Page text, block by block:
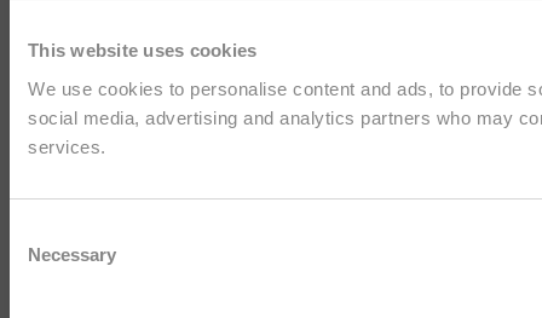
This website uses cookies
We use cookies to personalise content and ads, to provide
social media, advertising and analytics partners who may
services.
Selection
Necessary